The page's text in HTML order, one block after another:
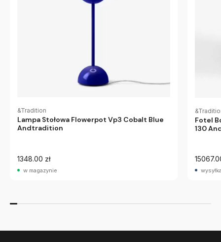
&Tradition
Lampa Stołowa Flowerpot Vp3 Cobalt Blue
Andtradition
1348.00 zł
w magazynie
Fotel
130